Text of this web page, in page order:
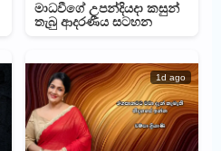
මාධවීගේ උපන්දියදා කසුන්
තැබු ආදරණීය සටහන
1d ago